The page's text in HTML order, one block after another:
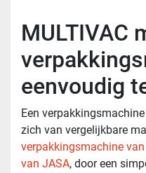
MULTIVAC
eenvoudig
Een
zich van vergelijkbare
verpakkingsmachine van
van JASA, door een